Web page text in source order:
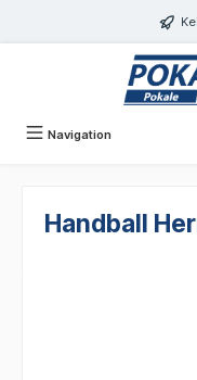
Navigation
Handball